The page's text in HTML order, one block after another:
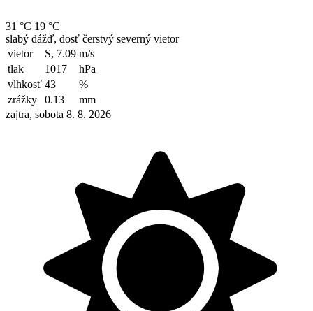
31 °C 19 °C
slabý dážď, dosť čerstvý severný vietor
vietor
S, 7.09 m/s
tlak
1017
hPa
vlhkosť 43
%
zrážky
0.13
mm
zajtra, sobota 8. 8. 2026